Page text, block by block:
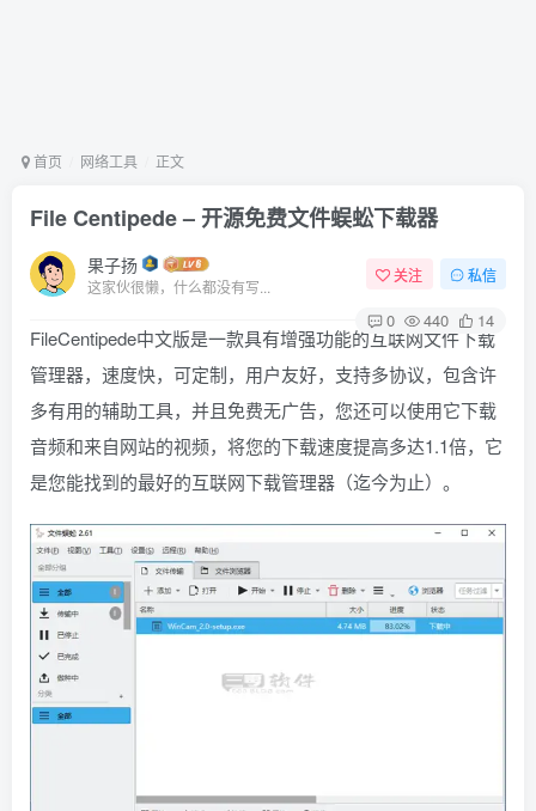
首页 网络工具 正文
File Centipede – 开源免费文件蜈蚣下载器
果子扬
这家伙很懒，什么都没有写...
关注 私信
0 440 14
FileCentipede中文版是一款具有增强功能的互联网文件下载
管理器，速度快，可定制，用户友好，支持多协议，包含许
多有用的辅助工具，并且免费无广告，您还可以使用它下载
音频和来自网站的视频，将您的下载速度提高多达1.1倍，它
是您能找到的最好的互联网下载管理器（迄今为止）。